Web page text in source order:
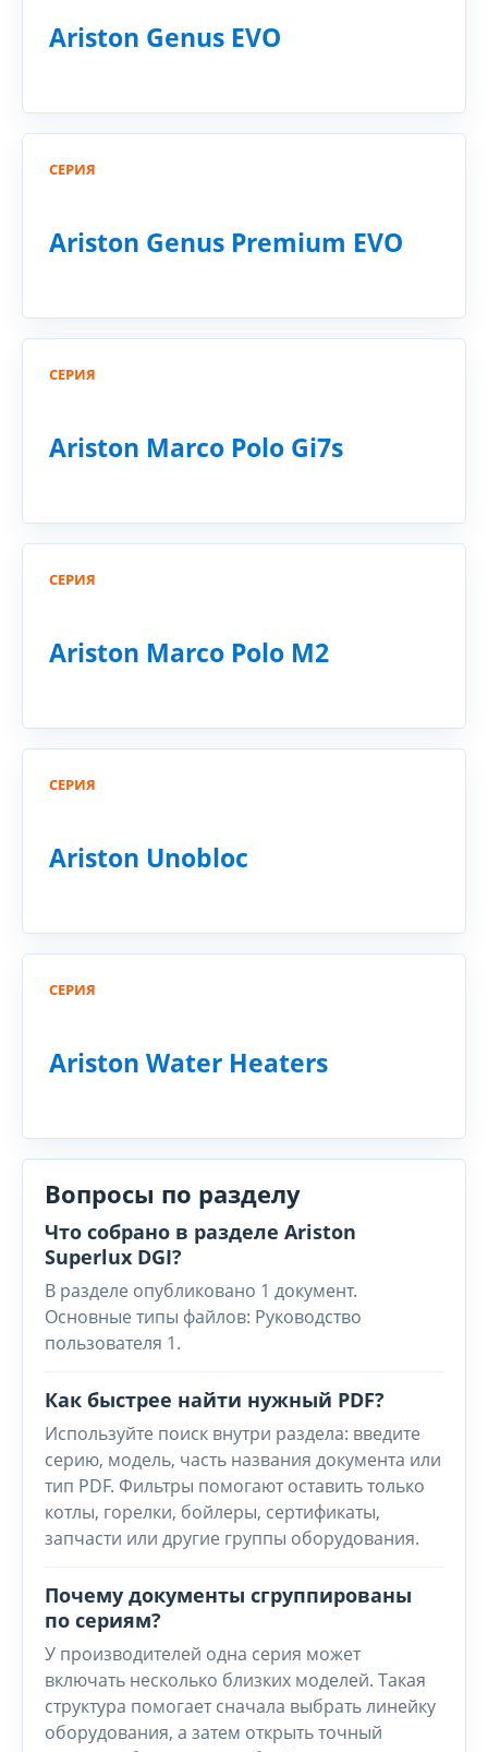
Ariston Genus EVO
СЕРИЯ
Ariston Genus Premium EVO
СЕРИЯ
Ariston Marco Polo Gi7s
СЕРИЯ
Ariston Marco Polo M2
СЕРИЯ
Ariston Unobloc
СЕРИЯ
Ariston Water Heaters
Вопросы по разделу
Что собрано в разделе Ariston
Superlux DGI?
В разделе опубликовано 1 документ.
Основные типы файлов: Руководство
пользователя 1.
Как быстрее найти нужный PDF?
Используйте поиск внутри раздела: введите
серию, модель, часть названия документа или
тип PDF. Фильтры помогают оставить только
котлы, горелки, бойлеры, сертификаты,
запчасти или другие группы оборудования.
Почему документы сгруппированы
по сериям?
У производителей одна серия может
включать несколько близких моделей. Такая
структура помогает сначала выбрать линейку
оборудования, а затем открыть точный